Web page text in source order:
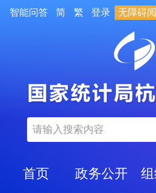
智能问答 简 繁 登录 无障碍
首页 政务公开